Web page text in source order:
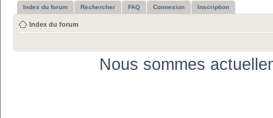
Index du forum Rechercher FAQ Connexion Inscription
Index du forum
Nous sommes